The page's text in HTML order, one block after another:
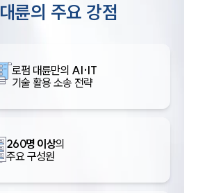
대륜의 주요 강점
로펌 대륜만의 AI·IT
기술 활용 소송 전략
260명 이상의
주요 구성원